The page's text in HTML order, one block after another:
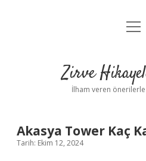
Yasal
Zirve
İlham veren önerilerle
Akasya Tower Kaç
Tarih: Ekim 12, 2024